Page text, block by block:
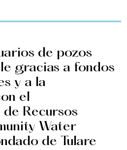
de pozos
gracias a fondos
y a la
el
Recursos
Water
de Tulare